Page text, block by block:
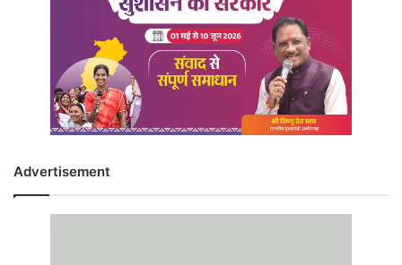
Advertisement